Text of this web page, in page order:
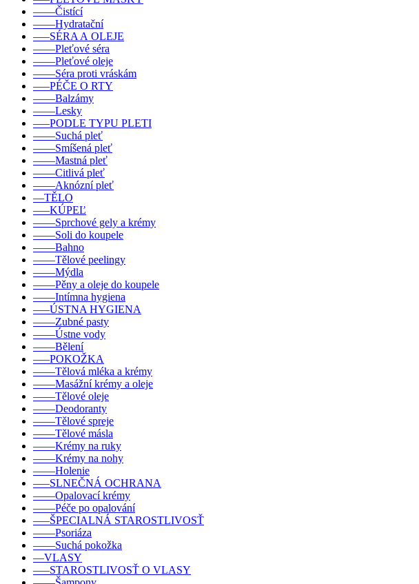
––––Čistící
––––Hydratační
–––SÉRA A OLEJE
––––Pleťové séra
––––Pleťové oleje
––––Séra proti vráskám
–––PÉČE O RTY
––––Balzámy
––––Lesky
–––PODLE TYPU PLETI
––––Suchá pleť
––––Smíšená pleť
––––Mastná pleť
––––Citlivá pleť
––––Aknózní pleť
––TĚLO
–––KÚPEĽ
––––Sprchové gely a krémy
––––Soli do koupele
––––Bahno
––––Tělové peelingy
––––Mýdla
––––Pěny a oleje do koupele
––––Intímna hygiena
–––ÚSTNA HYGIENA
––––Zubné pasty
––––Ústne vody
––––Bělení
–––POKOŽKA
––––Tělová mléka a krémy
––––Masážní krémy a oleje
––––Tělové oleje
––––Deodoranty
––––Tělové spreje
––––Tělové másla
––––Krémy na ruky
––––Krémy na nohy
––––Holenie
–––SLNEČNÁ OCHRANA
––––Opalovací krémy
––––Péče po opalování
–––ŠPECIALNÁ STAROSTLIVOSŤ
––––Psoriáza
––––Suchá pokožka
––VLASY
–––STAROSTLIVOSŤ O VLASY